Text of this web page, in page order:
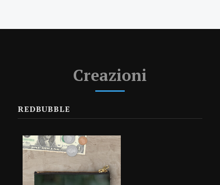
Creazioni
REDBUBBLE